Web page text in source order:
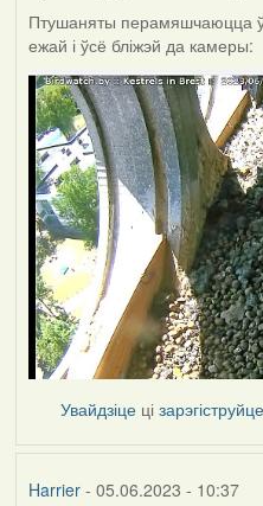
Птушаняты перамяшчаюцца ў
ежай і ўсё бліжэй да камеры:
Увайдзіце ці
Harrier- 05.06.2023 - 10:37